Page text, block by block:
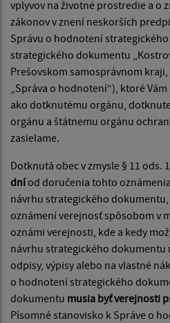
vplyvov na životné prostredie a o
zákonov v znení neskorších
Správu o hodnotení
strategického dokumentu
Prešovskom samosprávnom
„Správa o hodnotení“), ktoré
ako dotknutému orgánu,
orgánu a štátnemu orgánu
zasielame.
Dotknutá obec v zmysle § 11 ods.
dníod doručenia tohto
návrhu strategického
oznámení verejnosť spôsobom v
oznámi verejnosti, kde a kedy
návrhu strategického
odpisy, výpisy alebo na vlastné
o hodnotení strategického
dokumentu musia byť verejnosti
Písomné stanovisko k Správe o